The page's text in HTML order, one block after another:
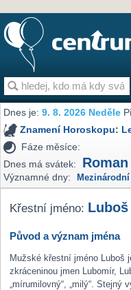
Dnes je:9. 8. 2026 Neděle
Znamení Horoskopu:
Fáze měsíce:
Dnes má svátek:
Roman
Významné dny:
Křestní jméno: Luboš
Původ a význam jména
Mužské křestní jméno Luboš
zkráceninou jmen Lubomír,
„mírumilovný“, „milý“. Stejný